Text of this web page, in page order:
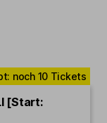
[Start: